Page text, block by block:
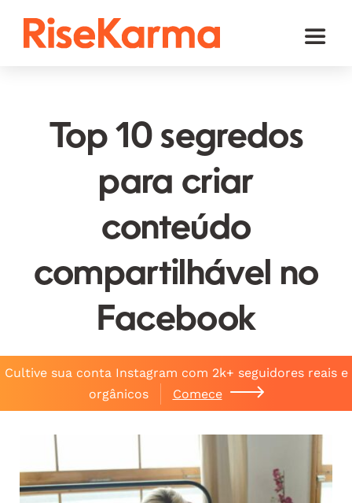
Toggle
TikTok
Facebook
Twitter (𝕏)
Outros
Carrinho
Top 10 segredos
para criar
conteúdo
compartilhável no
Facebook
Cultive sua conta Instagram com 2k+ seguidores reais e
orgânicos
Comece